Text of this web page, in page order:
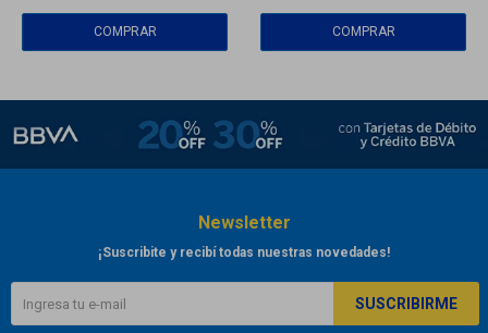
Newsletter
¡Suscribite y recibí todas nuestras novedades!
SUSCRIBIRME